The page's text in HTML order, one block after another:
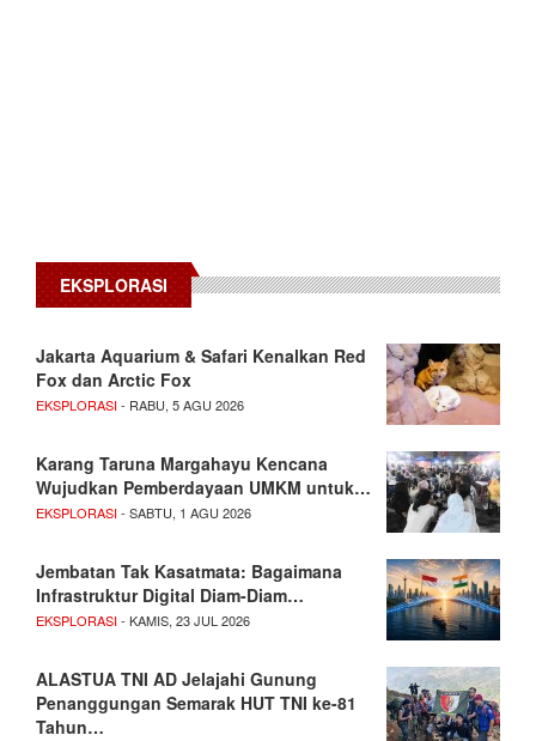
EKSPLORASI
Jakarta Aquarium & Safari Kenalkan Red
Fox dan Arctic Fox
EKSPLORASI- RABU, 5 AGU 2026
Karang Taruna Margahayu Kencana
Wujudkan Pemberdayaan UMKM untuk…
EKSPLORASI- SABTU, 1 AGU 2026
Jembatan Tak Kasatmata: Bagaimana
Infrastruktur Digital Diam-Diam…
EKSPLORASI- KAMIS, 23 JUL 2026
ALASTUA TNI AD Jelajahi Gunung
Penanggungan Semarak HUT TNI ke-81
Tahun…